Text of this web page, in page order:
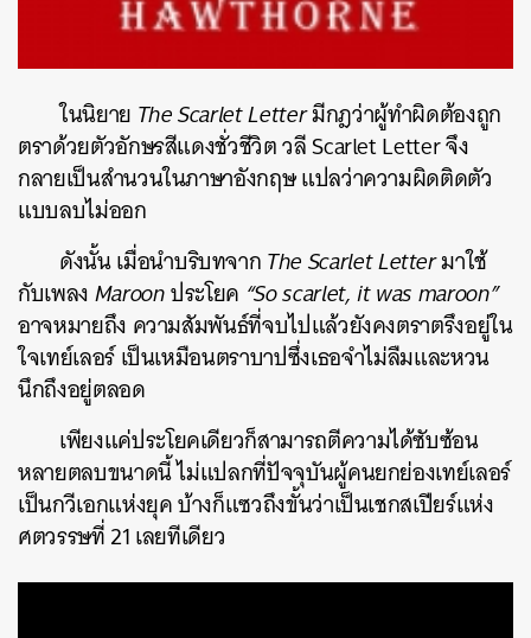
ในนิยาย The Scarlet Letterมีกฎว่าผู้ทำผิดต้องถูก
ตราด้วยตัวอักษรสีแดงชั่วชีวิต วลี Scarlet Letter จึง
กลายเป็นสำนวนในภาษาอังกฤษ แปลว่าความผิดติดตัว
แบบลบไม่ออก
ดังนั้น เมื่อนำบริบทจากThe Scarlet Letterมาใช้
กับเพลงMaroonประโยค “So scarlet, it was maroon”
อาจหมายถึง ความสัมพันธ์ที่จบไปแล้วยังคงตราตรึงอยู่ใน
ใจเทย์เลอร์ เป็นเหมือนตราบาปซึ่งเธอจำไม่ลืมและหวน
นึกถึงอยู่ตลอด
เพียงแค่ประโยคเดียวก็สามารถตีความได้ซับซ้อน
หลายตลบขนาดนี้ ไม่แปลกที่ปัจจุบันผู้คนยกย่องเทย์เลอร์
เป็นกวีเอกแห่งยุค บ้างก็แซวถึงขั้นว่าเป็นเชกสเปียร์แห่ง
ศตวรรษที่ 21 เลยทีเดียว